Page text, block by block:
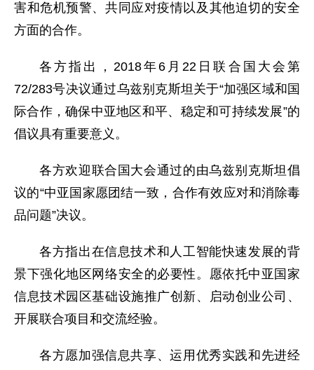
害和危机预警、共同应对疫情以及其他迫切的安全
方面的合作。
各方指出，2018年6月22日联合国大会第
72/283号决议通过乌兹别克斯坦关于“加强区域和国
际合作，确保中亚地区和平、稳定和可持续发展”的
倡议具有重要意义。
各方欢迎联合国大会通过的由乌兹别克斯坦倡
议的“中亚国家愿团结一致，合作有效应对和消除毒
品问题”决议。
各方指出在信息技术和人工智能快速发展的背
景下强化地区网络安全的必要性。愿依托中亚国家
信息技术园区基础设施推广创新、启动创业公司、
开展联合项目和交流经验。
各方愿加强信息共享、运用优秀实践和先进经